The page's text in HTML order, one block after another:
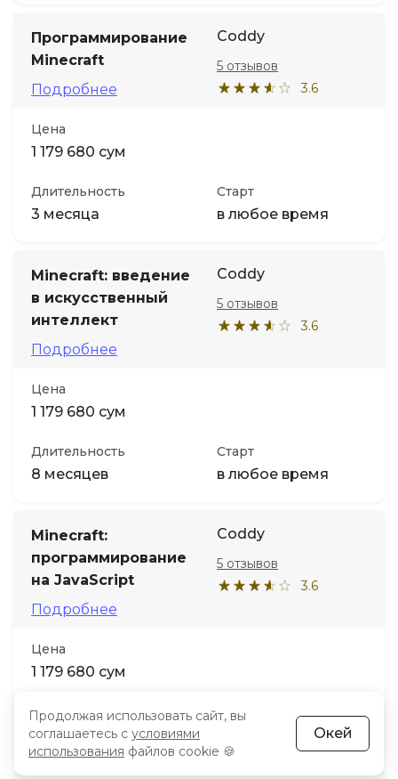
Программирование
Minecraft
Подробнее
Coddy
3.6
5 отзывов
Цена
1 179 680 сум
Длительность
3 месяца
Старт
в любое время
Minecraft: введение
в искусственный
интеллект
Подробнее
Coddy
3.6
5 отзывов
Цена
1 179 680 сум
Длительность
8 месяцев
Старт
в любое время
Minecraft:
программирование
на JavaScript
Подробнее
Coddy
3.6
5 отзывов
Цена
1 179 680 сум
Длительность
4 месяца
Старт
в любое время
Продолжая использовать сайт, вы
соглашаетесь с условиями
использования файлов cookie 🍪
Окей